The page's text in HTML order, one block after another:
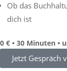
Ob das
dich ist
0 € • 30 Minuten •
Jetzt Gespräch